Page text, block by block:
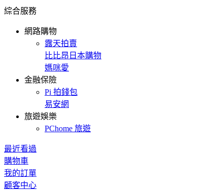
綜合服務
網路購物
露天拍賣
比比昂日本購物
媽咪愛
金融保險
Pi 拍錢包
易安網
旅遊娛樂
PChome 旅遊
最近看過
購物車
我的訂單
顧客中心